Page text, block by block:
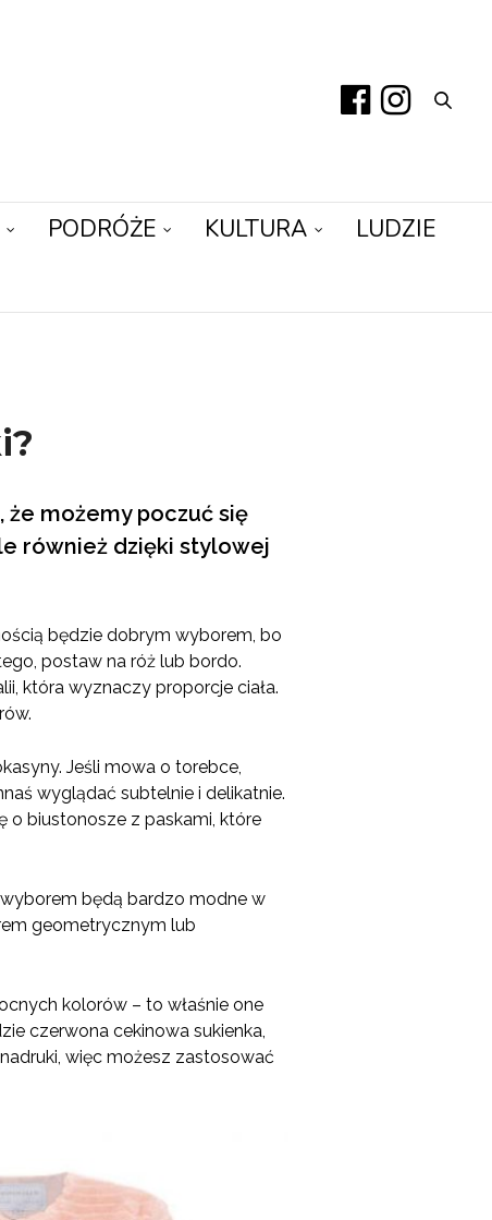
PODRÓŻE KULTURA LUDZIE
że możemy poczuć się
również dzięki stylowej
będzie dobrym wyborem, bo
postaw na róż lub bordo.
która wyznaczy proporcje ciała.
Jeśli mowa o torebce,
wyglądać subtelnie i delikatnie.
o biustonosze z paskami, które
będą bardzo modne w
geometrycznym lub
kolorów – to właśnie one
czerwona cekinowa sukienka,
więc możesz zastosować